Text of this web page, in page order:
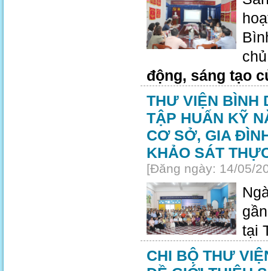
động, sáng tạo
THƯ VIỆN BÌNH
TẬP HUẤN KỸ
CƠ SỞ, GIA
KHẢO SÁT
[Đăng ngày: 14/05/
tại
CHI BỘ THƯ